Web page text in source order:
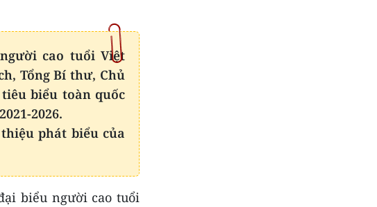
cao tuổi Việt
Tổng Bí thư, Chủ
biểu toàn quốc
2026.
phát biểu của
biểu người cao tuổi